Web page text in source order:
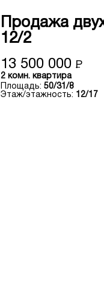
Продажа
12/2
13 500 000 Р
2 комн. квартира
Площадь: 50/31/8
Этаж/этажность: 12/17